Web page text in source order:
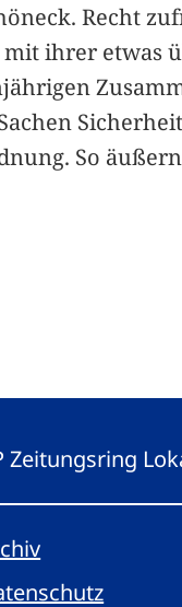
Recht
mit ihrer etwas
So
Zeitungsring